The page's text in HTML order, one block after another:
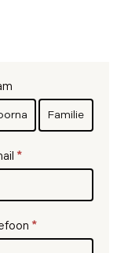
*
*